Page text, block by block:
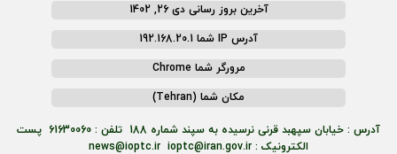
آخرین بروز رسانی دی 26, 1402
آدرس IP شما 192.168.20.1
مرورگر شما Chrome
مکان شما (Tehran)
آدرس : خیابان سپهبد قرنی نرسیده به سپند شماره 188 تلفن : 61630060 پست
الکترونیک : news@ioptc.ir ioptc@iran.gov.ir